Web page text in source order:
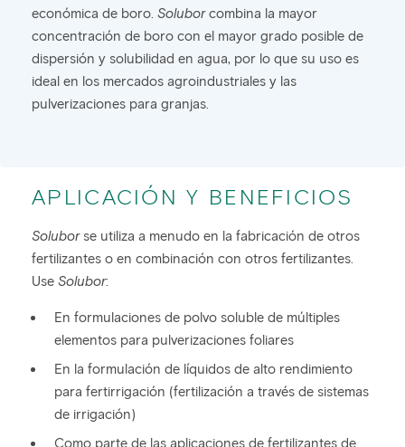
económica de boro. Soluborcombina la mayor
concentración de boro con el mayor grado posible de
dispersión y solubilidad en agua, por lo que su uso es
ideal en los mercados agroindustriales y las
pulverizaciones para granjas.
APLICACIÓN Y BENEFICIOS
Solubor se utiliza a menudo en la fabricación de otros
fertilizantes o en combinación con otros fertilizantes.
Use Solubor:
En formulaciones de polvo soluble de múltiples
elementos para pulverizaciones foliares
En la formulación de líquidos de alto rendimiento
para fertirrigación (fertilización a través de sistemas
de irrigación)
Como parte de las aplicaciones de fertilizantes de